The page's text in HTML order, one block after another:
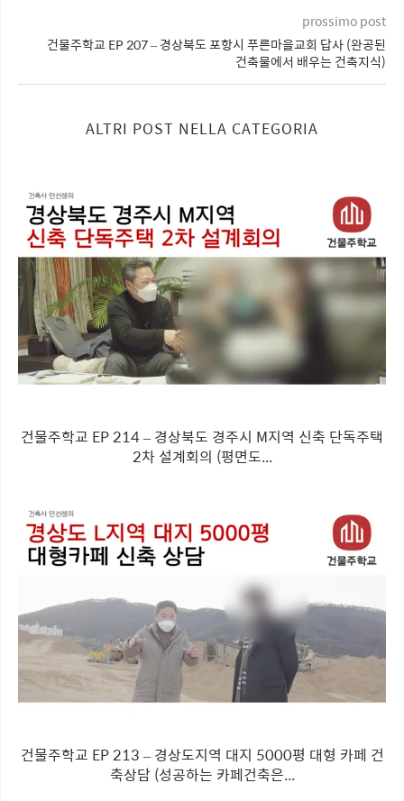
prossimo post
건물주학교 EP 207 – 경상북도 포항시 푸른마을교회 답사 (완공된
건축물에서 배우는 건축지식)
ALTRI POST NELLA CATEGORIA
건물주학교 EP 214 – 경상북도 경주시 M지역 신축 단독주택
2차 설계회의 (평면도...
건물주학교 EP 213 – 경상도지역 대지 5000평 대형 카페 건
축상담 (성공하는 카페건축은...